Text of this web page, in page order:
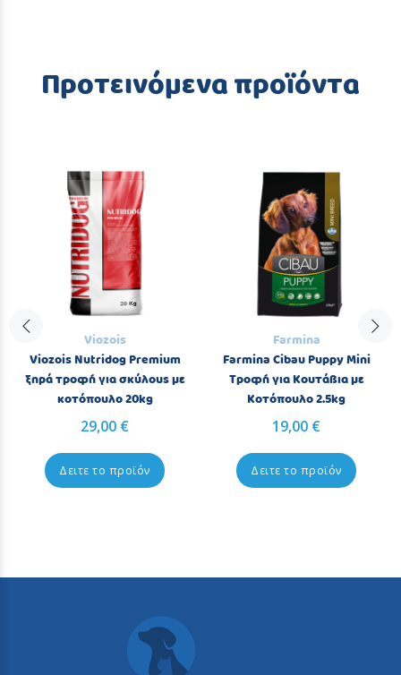
Προτεινόμενα προϊόντα
Viozois
Viozois Nutridog Premium
ξηρά τροφή για σκύλους με
κοτόπουλο 20kg
29,00 €
Δειτε το προϊόν
Farmina
Farmina Cibau Puppy Mini
Τροφή για Κουτάβια με
Κοτόπουλο 2.5kg
19,00 €
Δειτε το προϊόν